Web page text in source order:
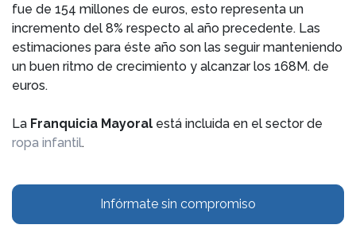
fue de 154 millones de euros, esto representa un
incremento del 8% respecto al año precedente. Las
estimaciones para éste año son las seguir manteniendo
un buen ritmo de crecimiento y alcanzar los 168M. de
euros.
La Franquicia Mayoral está incluida en el sector de
ropa infantil.
Infórmate sin compromiso